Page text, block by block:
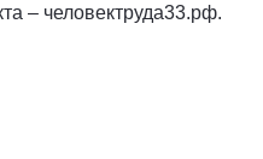
– человектруда33.рф.